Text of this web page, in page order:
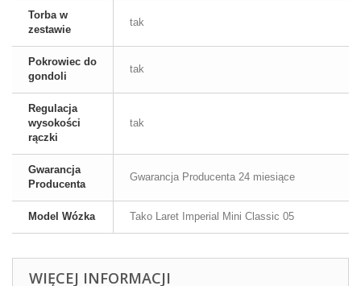
Torba w
zestawie
tak
Pokrowiec do
gondoli
tak
Regulacja
wysokości
rączki
tak
Gwarancja
Producenta
Gwarancja Producenta 24 miesiące
Model Wózka Tako Laret Imperial Mini Classic 05
WIĘCEJ INFORMACJI